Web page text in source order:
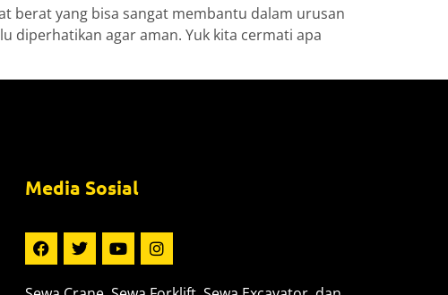
berat yang bisa sangat membantu dalam urusan
diperhatikan agar aman. Yuk kita cermati apa
Media Sosial